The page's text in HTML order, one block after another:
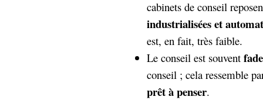
cabinets de conseil
industrialisées et
est, en fait, très faible.
Le conseil est souvent
conseil ; cela ressemble
prêt à penser.